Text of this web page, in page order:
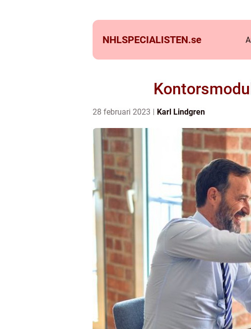
NHLSPECIALISTEN.se
28 februari 2023 Karl Lindgren